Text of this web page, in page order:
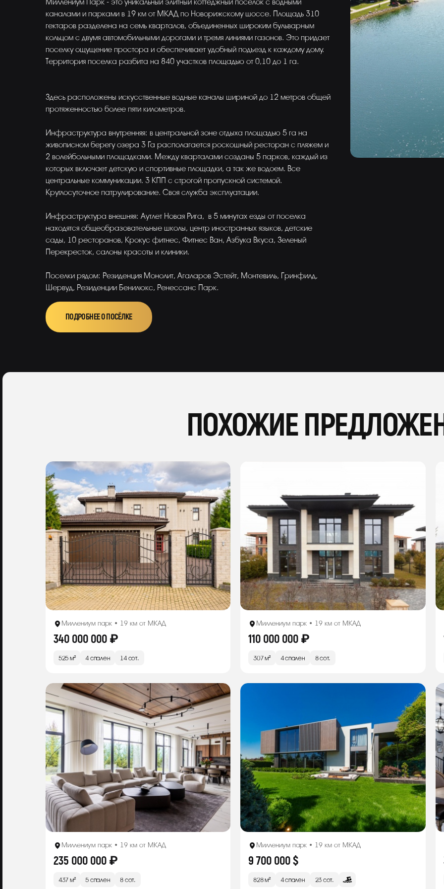
Миллениум Парк - это уникальный элитный коттеджный поселок с водными
каналами и парками в 19 км от МКАД по Новорижскому шоссе. Площадь 310
гектаров разделена на семь кварталов, объединенных широким бульварным
кольцом с двумя автомобильными дорогами и тремя линиями газонов. Это придает
поселку ощущение простора и обеспечивает удобный подъезд к каждому дому.
Территория поселка разбита на 840 участков площадью от 0,10 до 1 га.
Здесь расположены искусственные водные каналы шириной до 12 метров общей
протяженностью более пяти километров.
Инфраструктура внутренняя: в центральной зоне отдыха площадью 5 га на
живописном берегу озера 3 Га располагается роскошный ресторан с пляжем и
2 волейбольными площадками. Между кварталами созданы 5 парков, каждый из
которых включает детскую и спортивные площадки, а так же водоем. Все
центральные коммуникации. 3 КПП с строгой пропускной системой.
Круглосуточное патрулирование. Своя служба эксплуатации.
Инфраструктура внешняя: Аутлет Новая Рига, в 5 минутах езды от поселка
находятся общеобразовательные школы, центр иностранных языков, детские
сады, 10 ресторанов, Крокус фитнес, Фитнес Ван, Азбука Вкуса, Зеленый
Перекресток, салоны красоты и клиники.
Поселки рядом: Резиденция Монолит, Агаларов Эстейт, Монтевиль, Гринфилд,
Шервуд, Резиденции Бенилюкс, Ренессанс Парк.
ПОДРОБНЕЕ О ПОСЁЛКЕ
ПОХОЖИЕ
Миллениум парк • 19 км от МКАД
340 000 000 ₽
525 м² 4 спален 14 сот.
Миллениум парк • 19 км от МКАД
110 000 000 ₽
307 м² 4 спален 8 сот.
Миллениум парк • 19 км от МКАД
235 000 000 ₽
437 м² 5 спален 8 сот.
Миллениум парк • 19 км от МКАД
9 700 000 $
828 м² 4 спален 23 сот.